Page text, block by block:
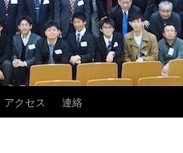
アクセス 連絡